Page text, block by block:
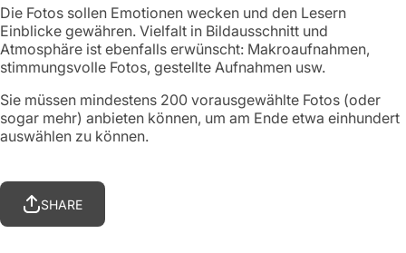
Die Fotos sollen Emotionen wecken und den Lesern
Einblicke gewähren. Vielfalt in Bildausschnitt und
Atmosphäre ist ebenfalls erwünscht: Makroaufnahmen,
stimmungsvolle Fotos, gestellte Aufnahmen usw.
Sie müssen mindestens 200 vorausgewählte Fotos (oder
sogar mehr) anbieten können, um am Ende etwa einhundert
auswählen zu können.
SHARE